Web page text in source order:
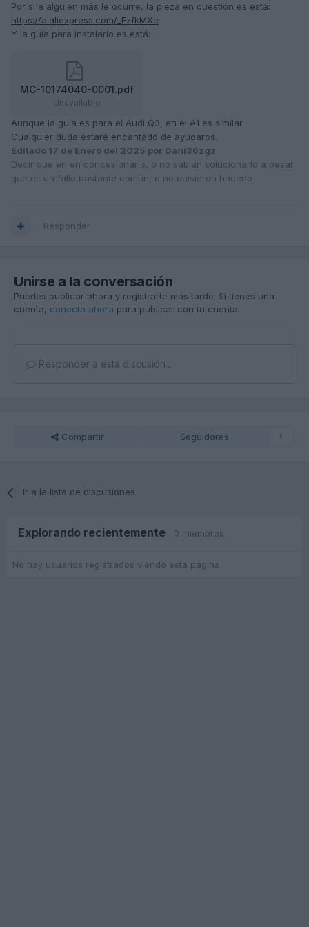
Por si a alguien más le ocurre, la pieza en cuestión es está:
https://a.aliexpress.com/_EzfkMXe
Y la guía para instalarlo es está:
MC-10174040-0001.pdf
Unavailable
Aunque la guía es para el Audi Q3, en el A1 es similar.
Cualquier duda estaré encantado de ayudaros.
Editado 17 de Enero del 2025 por Dani36zgz
Decir que en en concesionario, o no sabían solucionarlo a pesar
que es un fallo bastante común, o no quisieron hacerlo
Responder
Unirse a la conversación
Puedes publicar ahora y registrarte más tarde. Si tienes una
cuenta, conecta ahora para publicar con tu cuenta.
Responder a esta discusión...
Compartir Seguidores 1
Ir a la lista de discusiones
Explorando recientemente 0 miembros
No hay usuarios registrados viendo esta página.